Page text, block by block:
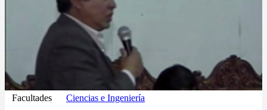
Facultades Ciencias e Ingeniería